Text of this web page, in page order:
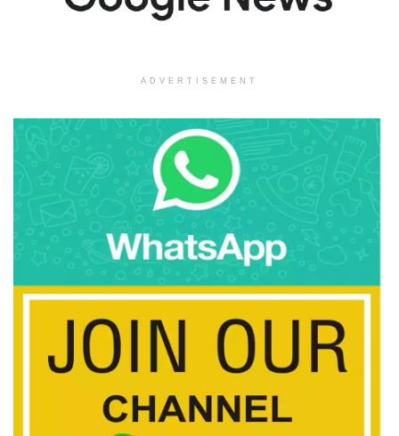
ADVERTISEMENT